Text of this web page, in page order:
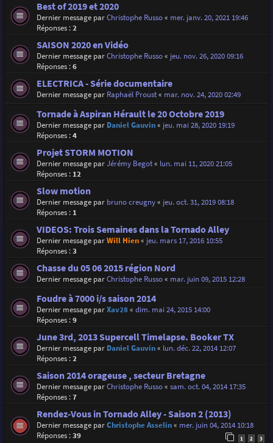
Best of 2019 et 2020
Dernier message parChristophe Russo« mer. janv. 20, 2021 19:46
Réponses :2
SAISON 2020 en Vidéo
Dernier message parChristophe Russo« jeu. nov. 26, 2020 09:16
Réponses :6
ELECTRICA - Série documentaire
Dernier message par Raphaël Proust« mar. nov. 24, 2020 02:49
Tornade à Aspiran Hérault le 20 Octobre 2019
Dernier message par Daniel Gauvin« jeu. mai 28, 2020 19:19
Réponses :4
Projet STORM MOTION
Dernier message parJérémy Begot« lun. mai 11, 2020 21:05
Réponses : 12
Slow motion
Dernier message par bruno creugny« jeu. oct. 31, 2019 08:18
Réponses : 1
VIDEOS: Trois Semaines dans la Tornado Alley
Dernier message parWill Hien« jeu. mars 17, 2016 10:55
Réponses :3
Chasse du 05 06 2015 région Nord
Dernier message parChristophe Russo« mar. juin 09, 2015 12:28
Foudre à 7000 i/s saison 2014
Dernier message parXav28« dim. mai 24, 2015 14:00
Réponses :9
June 3rd, 2013 Supercell Timelapse. Booker TX
Dernier message par Daniel Gauvin« lun. déc. 22, 2014 12:07
Réponses :2
Saison 2014 orageuse , secteur Bretagne
Dernier message parChristophe Russo« sam. oct. 04, 2014 17:35
Réponses :7
Rendez-Vous in Tornado Alley - Saison 2 (2013)
Dernier message parChristophe Asselin« mer. juin 04, 2014 10:18
Réponses :39 1 2 3